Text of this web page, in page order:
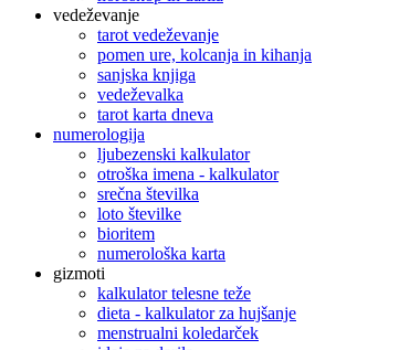
vedeževanje
tarot vedeževanje
pomen ure, kolcanja in kihanja
sanjska knjiga
vedeževalka
tarot karta dneva
numerologija
ljubezenski kalkulator
otroška imena - kalkulator
srečna številka
loto številke
bioritem
numerološka karta
gizmoti
kalkulator telesne teže
dieta - kalkulator za hujšanje
menstrualni koledarček